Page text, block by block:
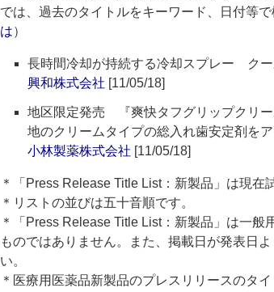
では、過去のタイトルをキーワード、日付等
は）
長時間冷却が持続する冷却スプレー ク
興和株式会社 [11/05/18]
地区限定発売 『爽快タフグリップクリ
地のクリームタイプの総入れ歯安定剤を
小林製薬株式会社 [11/05/18]
＊「Press Release Title List：新製品」は現在
＊リストの並びは五十音順です。
＊「Press Release Title List：新製品」は一
ものではありません。また、掲載日が発表日
い。
＊医療用医薬品新製品のプレスリリースのタ